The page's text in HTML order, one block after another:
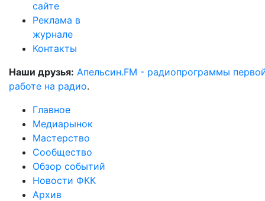
сайте
Реклама в
журнале
Контакты
Наши друзья: Апельсин.FM - радиопрограммы
работе на радио.
Главное
Медиарынок
Мастерство
Сообщество
Обзор событий
Новости ФКК
Архив